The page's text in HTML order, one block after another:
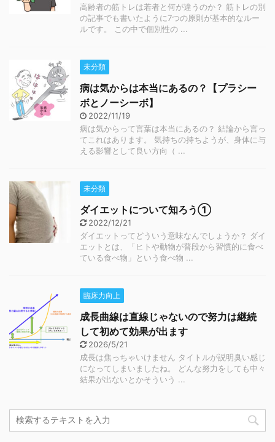
高齢者の筋トレは若者と何が違うのか？ 筋トレの別
の記事でも書いたように7つの原則が基本的なルー
ルです。 この中で個別性の ...
未分類
病は気からは本当にあるの？【プラシー
ボとノーシーボ】
2022/11/19
病は気からって言葉は本当にあるの？ 結論から言っ
てこれはあります。 気持ちの持ちようが、身体に与
える影響として良い方向（ ...
未分類
ダイエットについて知ろう①
2022/12/21
ダイエットってどういう意味なんでしょうか？ ダイ
エットとは、「ヒトや動物が普段から習慣的に食べ
ている食べ物」という食べ物 ...
臨床力向上
成長曲線は直線じゃないので努力は継続
して初めて効果が出ます
2026/5/21
成長は焦っちゃいけません タイトルが説明臭い感じ
になってしまいましたね。 どんな努力をしても中々
結果が出ないとかそういう ...